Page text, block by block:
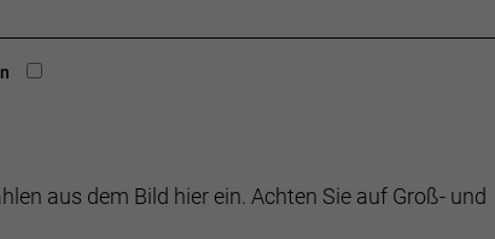
aus dem Bild hier ein. Achten Sie auf Groß- und